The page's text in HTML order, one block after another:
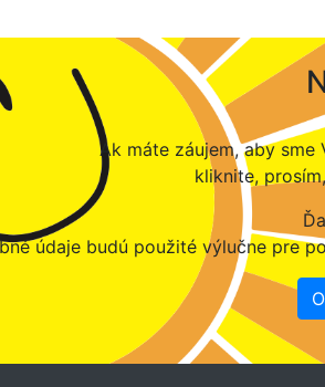
Ak máte záujem, aby sme
kliknite,
údaje budú použité výlučne pre